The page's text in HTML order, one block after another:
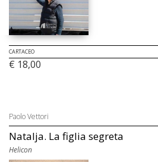
CARTACEO
€ 18,00
Paolo Vettori
Natalja. La figlia segreta
Helicon